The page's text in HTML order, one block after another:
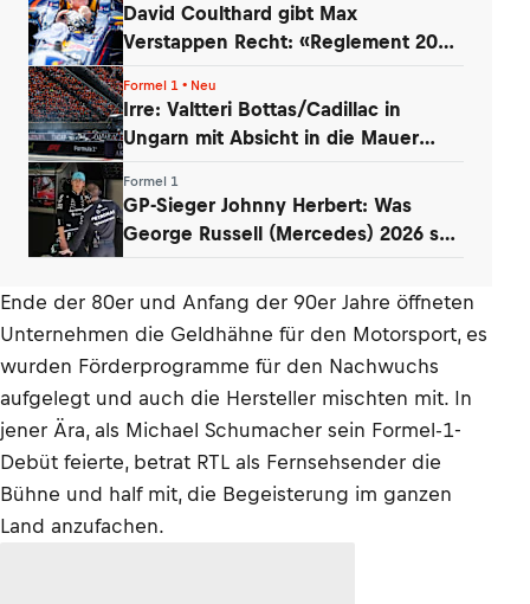
David Coulthard gibt Max
Verstappen Recht: «Reglement 2026
Formel 1 • Neu
Irre: Valtteri Bottas/Cadillac in
Ungarn mit Absicht in die Mauer
Formel 1
GP-Sieger Johnny Herbert: Was
George Russell (Mercedes) 2026 so
Ende der 80er und Anfang der 90er Jahre öffneten
Unternehmen die Geldhähne für den Motorsport, es
wurden Förderprogramme für den Nachwuchs
aufgelegt und auch die Hersteller mischten mit. In
jener Ära, als Michael Schumacher sein Formel-1-
Debüt feierte, betrat RTL als Fernsehsender die
Bühne und half mit, die Begeisterung im ganzen
Land anzufachen.